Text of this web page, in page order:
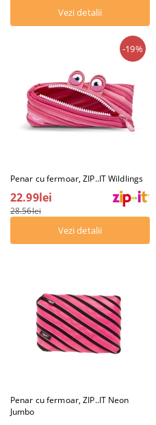
Vezi detalii
Penar cu fermoar, ZIP..IT Wildlings
-19%
22.99lei
28.56lei
Vezi detalii
Penar cu fermoar, ZIP..IT Neon
Jumbo